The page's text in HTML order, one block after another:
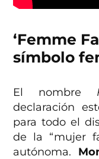
‘Femme
símbolo
El nombre
declaración
para todo el
de la “mujer
autónoma.